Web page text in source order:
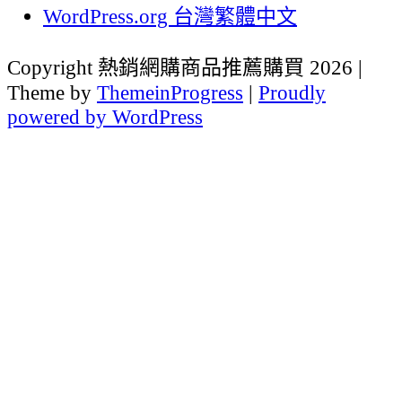
WordPress.org 台灣繁體中文
Copyright 熱銷網購商品推薦購買 2026 |
Theme by ThemeinProgress | Proudly
powered by WordPress